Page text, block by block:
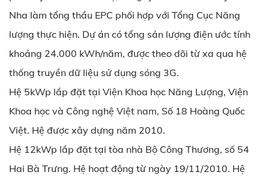
Nha làm tổng thầu EPC phối hợp với Tổng Cục Năng
lượng thực hiện. Dự án có tổng sản lượng điện ước tính
khoảng 24.000 kWh/năm, được theo dõi từ xa qua hệ
thống truyền dữ liệu sử dụng sóng 3G.
Hệ 5kWp lắp đặt tại Viện Khoa học Năng Lượng, Viện
Khoa học và Công nghệ Việt nam, Số 18 Hoàng Quốc
Việt. Hệ được xây dựng năm 2010.
Hệ 12kWp lắp đặt tại tòa nhà Bộ Công Thương, số 54
Hai Bà Trưng. Hệ hoạt động từ ngày 19/11/2010. Hệ